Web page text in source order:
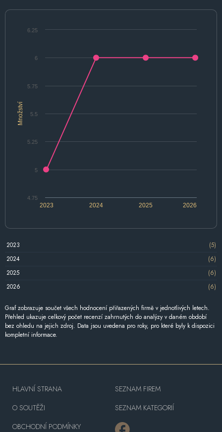
Množství
2024 2026
2023 2025
4.75
5
5.25
5.5
5.75
6
6.25
2023
(5)
2024
(6)
2025
(6)
2026
(6)
Graf zobrazuje součet všech hodnocení přiřazených firmě v jednotlivých letech.
Přehled ukazuje celkový počet recenzí zahrnutých do analýzy v daném období
bez ohledu na jejich zdroj. Data jsou uvedena pro roky, pro které byly k dispozici
kompletní informace.
HLAVNÍ STRANA
O SOUTĚŽI
OBCHODNÍ PODMÍNKY
SEZNAM FIREM
SEZNAM KATEGORIÍ